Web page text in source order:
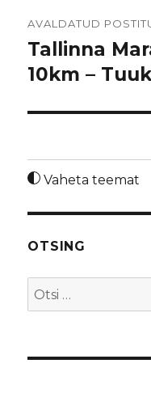
AVALDATUD
Tallinna
10km –
Vaheta teemat
OTSING
Otsi: